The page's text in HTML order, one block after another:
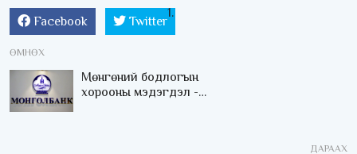
Facebook Twitter
ӨМНӨХ
Мөнгөний бодлогын
хорооны мэдэгдэл -
ДАРААХ